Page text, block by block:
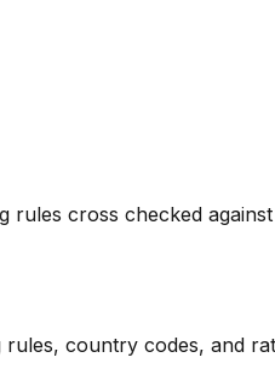
rules cross checked against
country codes, and